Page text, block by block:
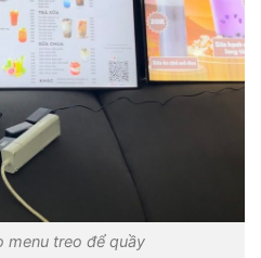
menu treo để quầy